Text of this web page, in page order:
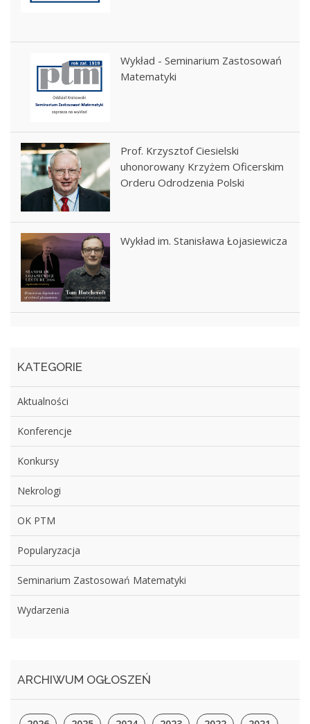
Wykład - Seminarium Zastosowań
Matematyki
Prof. Krzysztof Ciesielski
uhonorowany Krzyżem Oficerskim
Orderu Odrodzenia Polski
Wykład im. Stanisława Łojasiewicza
KATEGORIE
Aktualności
Konferencje
Konkursy
Nekrologi
OK PTM
Popularyzacja
Seminarium Zastosowań Matematyki
Wydarzenia
ARCHIWUM OGŁOSZEŃ